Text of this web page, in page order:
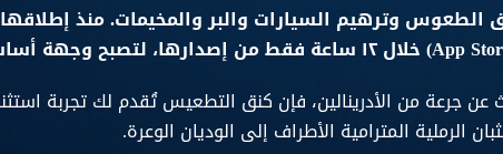
جرعة من الأدرينالين، فإن كنق التطعيس تُقدم لك تجربة
الرملية المترامية الأطراف إلى الوديان الوعرة.